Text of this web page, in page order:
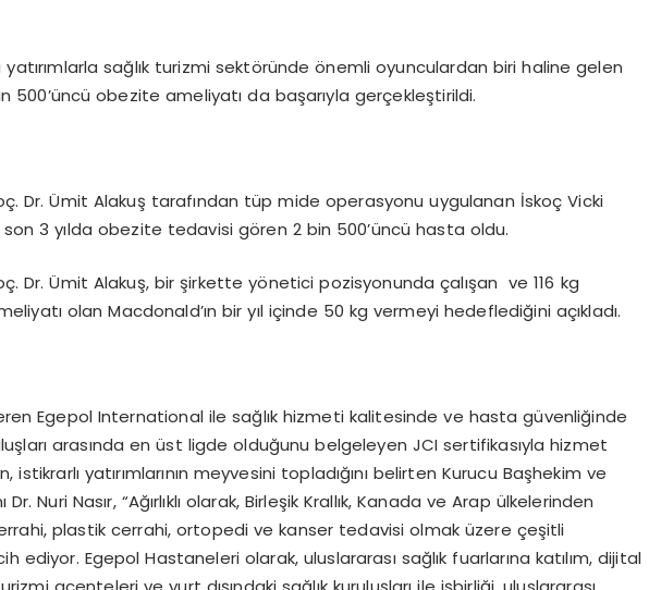
sağlık turizmi sektöründe önemli oyunculardan biri haline gelen
500’üncü obezite ameliyatı da başarıyla gerçekleştirildi.
Dr. Ümit Alakuş tarafından tüp mide operasyonu uygulanan İskoç Vicki
3 yılda obezite tedavisi gören 2 bin 500’üncü hasta oldu.
Dr. Ümit Alakuş, bir şirkette yönetici pozisyonunda çalışan ve 116 kg
olan Macdonald’ın bir yıl içinde 50 kg vermeyi hedeflediğini açıkladı.
Egepol International ile sağlık hizmeti kalitesinde ve hasta güvenliğinde
arasında en üst ligde olduğunu belgeleyen JCI sertifikasıyla hizmet
istikrarlı yatırımlarının meyvesini topladığını belirten Kurucu Başhekim ve
Nuri Nasır, “Ağırlıklı olarak, Birleşik Krallık, Kanada ve Arap ülkelerinden
plastik cerrahi, ortopedi ve kanser tedavisi olmak üzere çeşitli
ediyor. Egepol Hastaneleri olarak, uluslararası sağlık fuarlarına katılım, dijital